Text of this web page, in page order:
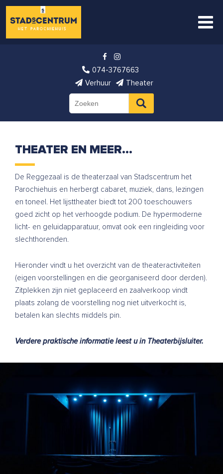
074-3767663
Verhuur
Theater
THEATER EN MEER…
De Reggezaal is de theaterzaal van Stadscentrum het
Parochiehuis en herbergt cabaret, muziek, dans, lezingen
en toneel. Het lijsttheater biedt tot 200 toeschouwers
goed zicht op het verhoogde podium. De hypermoderne
licht- en geluidapparatuur, omvat ook een ringleiding voor
slechthorenden.
Hieronder vindt u het overzicht van de theateractiviteiten
(eigen voorstellingen en die georganiseerd door derden).
Zitplekken zijn niet geplaceerd en zaalverkoop vindt
plaats zolang de voorstelling nog niet uitverkocht is,
betalen kan slechts middels pin.
Verdere praktische informatie leest u in Theaterbijsluiter.